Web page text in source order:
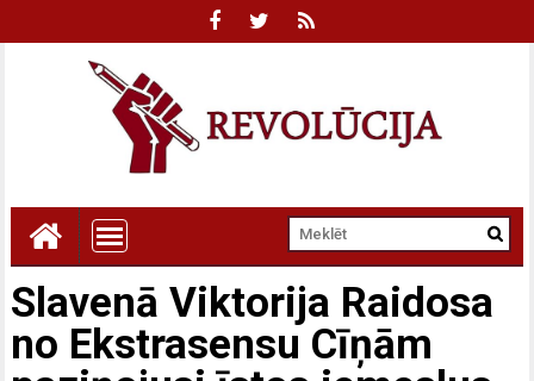
Slavenā Viktorija Raidosa
no Ekstrasensu Cīņām